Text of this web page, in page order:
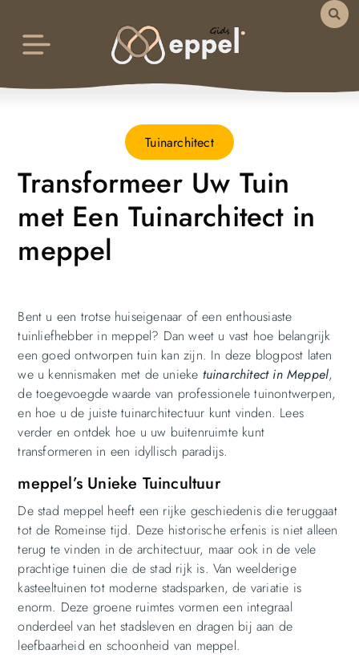
Tuinarchitect
Transformeer Uw Tuin
met Een Tuinarchitect in
meppel
Bent u een trotse huiseigenaar of een enthousiaste
tuinliefhebber in meppel? Dan weet u vast hoe belangrijk
een goed ontworpen tuin kan zijn. In deze blogpost laten
we u kennismaken met de unieke tuinarchitect in Meppel,
de toegevoegde waarde van professionele tuinontwerpen,
en hoe u de juiste tuinarchitectuur kunt vinden. Lees
verder en ontdek hoe u uw buitenruimte kunt
transformeren in een idyllisch paradijs.
meppel’s Unieke Tuincultuur
De stad meppel heeft een rijke geschiedenis die teruggaat
tot de Romeinse tijd. Deze historische erfenis is niet alleen
terug te vinden in de architectuur, maar ook in de vele
prachtige tuinen die de stad rijk is. Van weelderige
kasteeltuinen tot moderne stadsparken, de variatie is
enorm. Deze groene ruimtes vormen een integraal
onderdeel van het stadsleven en dragen bij aan de
leefbaarheid en schoonheid van meppel.